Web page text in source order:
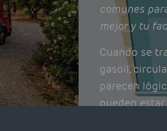
comunes
mejor y tu
Cuando se
gasoil,
parecen
pueden